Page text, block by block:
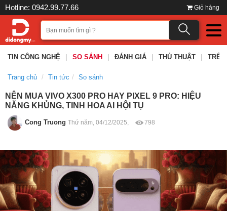
Hotline: 0942.99.77.66 Giỏ hàng
TIN CÔNG NGHỆ SO SÁNH ĐÁNH GIÁ THỦ THUẬT TRÊN
Trang chủ Tin tức So sánh
NÊN MUA VIVO X300 PRO HAY PIXEL 9 PRO: HIỆU
NĂNG KHỦNG, TINH HOA AI HỘI TỤ
Cong Truong Thứ năm, 04/12/2025, 798